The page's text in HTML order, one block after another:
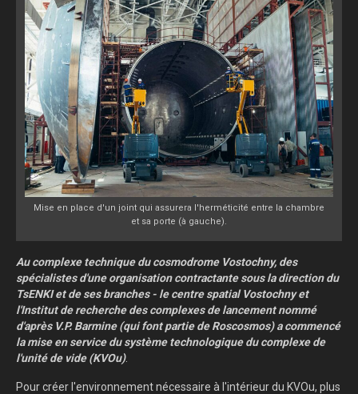
Mise en place d'un joint qui assurera l'herméticité entre la chambre
et sa porte (à gauche).
Au complexe technique du cosmodrome Vostochny, des
spécialistes d'une organisation contractante sous la direction du
TsENKI et de ses branches - le centre spatial Vostochny et
l'Institut de recherche des complexes de lancement nommé
d'après V.P. Barmine (qui font partie de Roscosmos) a commencé
la mise en service du système technologique du complexe de
l'unité de vide (KVOu).
Pour créer l'environnement nécessaire à l'intérieur du KVOu, plus